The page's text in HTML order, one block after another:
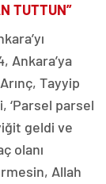
TUTTUN”
Ankara’ya
Tayyip
‘Parsel parsel
geldi ve
olanı
Allah